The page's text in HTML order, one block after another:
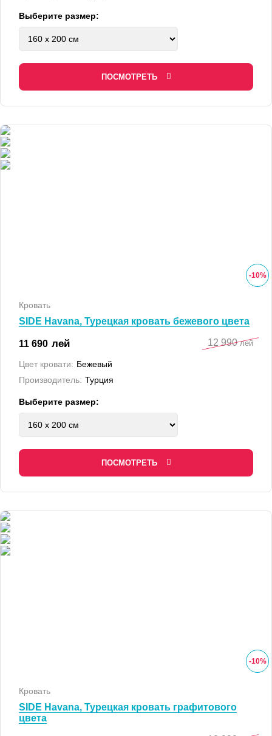
Выберите размер:
ПОСМОТРЕТЬ
-10%
Кровать
SIDE Havana, Турецкая кровать бежевого цвета
11 690 лей 12 990 лей
Цвет кровати: Бежевый
Производитель: Турция
Выберите размер:
ПОСМОТРЕТЬ
-10%
Кровать
SIDE Havana, Турецкая кровать графитового
цвета